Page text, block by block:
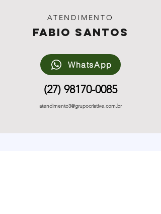
ATENDIMENTO
Fabio Santos
WhatsApp
(27) 98170-0085
atendimento3@grupocriative.com.br